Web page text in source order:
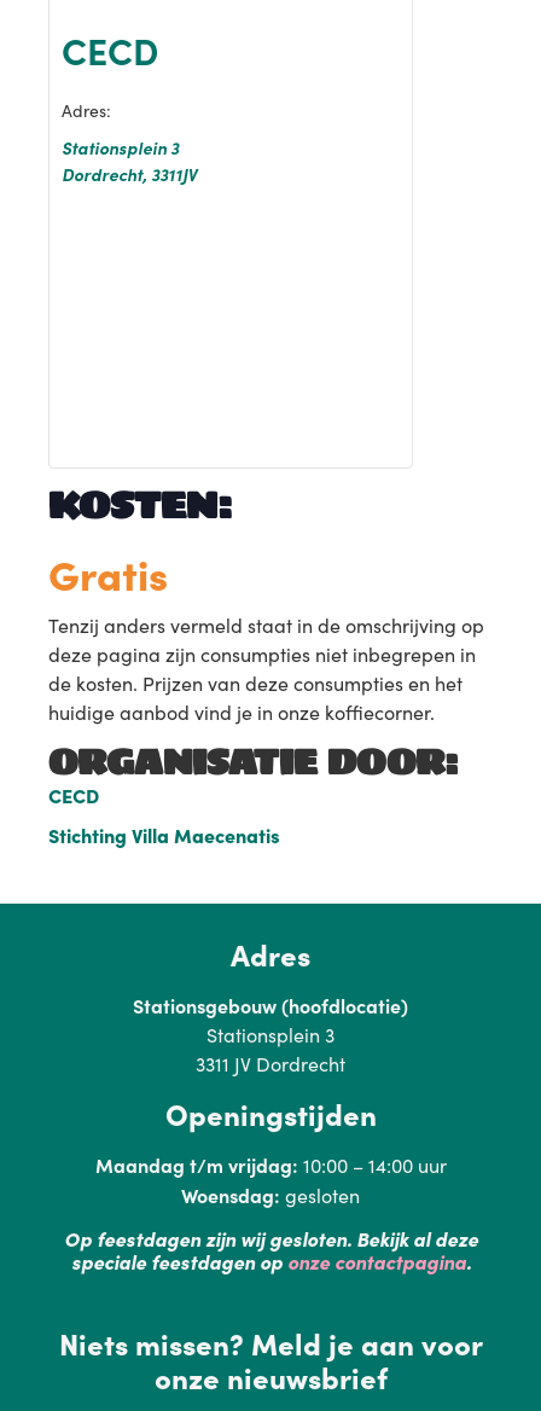
CECD
Adres:
Stationsplein 3
Dordrecht, 3311JV
KOSTEN:
Gratis
Tenzij anders vermeld staat in de omschrijving op
deze pagina zijn consumpties niet inbegrepen in
de kosten. Prijzen van deze consumpties en het
huidige aanbod vind je in onze koffiecorner.
ORGANISATIE DOOR:
CECD
Stichting Villa Maecenatis
Adres
Stationsgebouw (hoofdlocatie)
Stationsplein 3
3311 JV Dordrecht
Openingstijden
Maandag t/m vrijdag: 10:00 – 14:00 uur
Woensdag: gesloten
Op feestdagen zijn wij gesloten. Bekijk al deze
speciale feestdagen op onze contactpagina.
Niets missen? Meld je aan voor
onze nieuwsbrief